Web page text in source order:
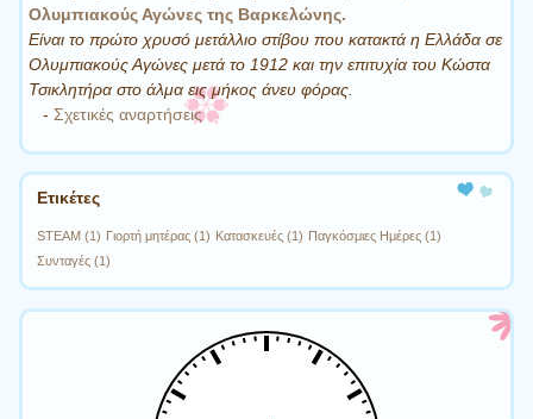
Ολυμπιακούς Αγώνες της Βαρκελώνης.
Είναι το πρώτο χρυσό μετάλλιο στίβου που κατακτά η Ελλάδα σε
Ολυμπιακούς Αγώνες μετά το 1912 και την επιτυχία του Κώστα
Τσικλητήρα στο άλμα εις μήκος άνευ φόρας.
- Σχετικές αναρτήσεις
Ετικέτες
STEAM (1) Γιορτή μητέρας (1) Κατασκευές (1) Παγκόσμιες Ημέρες (1)
Συνταγές (1)